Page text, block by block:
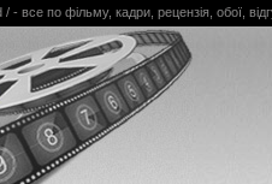
по фільму, кадри, рецензія, обої,